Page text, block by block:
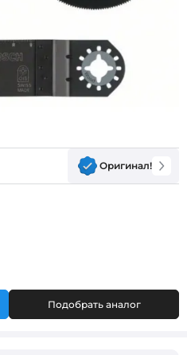
Оригинал!
Подобрать аналог